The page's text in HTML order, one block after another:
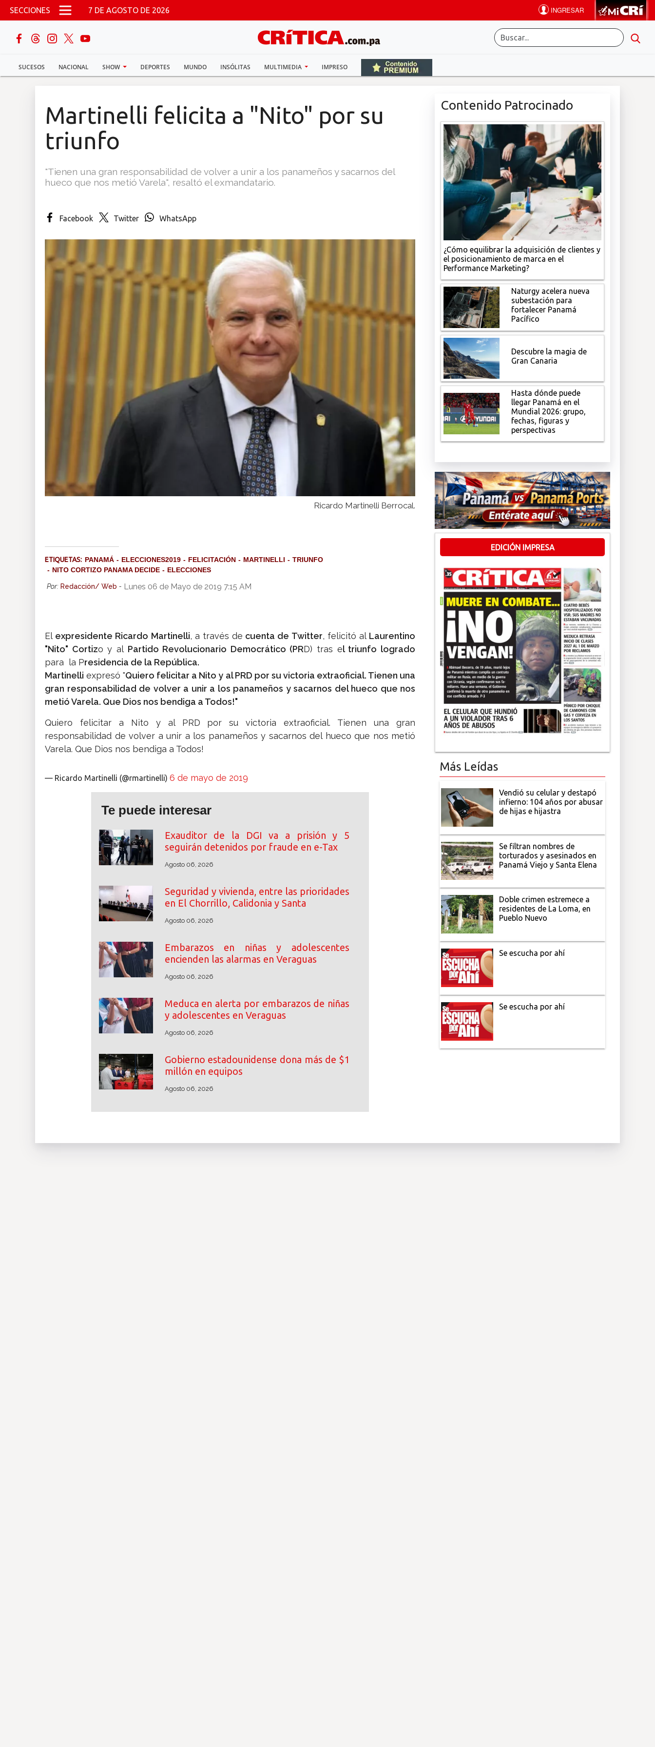
Pasar al contenido principal
SECCIONES 7 DE AGOSTO DE 2026
SUCESOS NACIONAL SHOW DEPORTES MUNDO INSÓLITAS MULTIMEDIA IMPRESO
buscar
Sucesos
Multimedia
Martinelli felicita a "Nito" por su
triunfo
"Tienen una gran responsabilidad de volver a unir a los panameños y sacarnos del
hueco que nos metió Varela", resaltó el exmandatario.
Facebook Twitter WhatsApp
Ricardo Martinelli Berrocal.
ETIQUETAS: PANAMÁ ELECCIONES2019 FELICITACIÓN MARTINELLI
TRIUNFO
NITO CORTIZO PANAMA DECIDE
ELECCIONES
Por: Redacción/ Web - Lunes 06 de Mayo de 2019 7:15 AM
El expresidente Ricardo Martinelli, a través de cuenta de Twitter, felicitó al Laurentino
"Nito" Cortizo y al Partido Revolucionario Democrático (PRD) tras el triunfo logrado
para la Presidencia de la República.
Martinelli expresó "Quiero felicitar a Nito y al PRD por su victoria extraoficial. Tienen una
gran responsabilidad de volver a unir a los panameños y sacarnos del hueco que nos
metió Varela. Que Dios nos bendiga a Todos!"
Quiero felicitar a Nito y al PRD por su victoria extraoficial. Tienen una gran
responsabilidad de volver a unir a los panameños y sacarnos del hueco que nos metió
Varela. Que Dios nos bendiga a Todos!
— Ricardo Martinelli (@rmartinelli) 6 de mayo de 2019
Te puede interesar
Exauditor de la DGI va a prisión y 5
seguirán detenidos por fraude en e-Tax
Agosto 06, 2026
Seguridad y vivienda, entre las prioridades
en El Chorrillo, Calidonia y Santa
Agosto 06, 2026
Embarazos en niñas y adolescentes
encienden las alarmas en Veraguas
Agosto 06, 2026
Meduca en alerta por embarazos de niñas
y adolescentes en Veraguas
Agosto 06, 2026
Gobierno estadounidense dona más de $1
millón en equipos
Agosto 06, 2026
Contenido Patrocinado
¿Cómo equilibrar la adquisición de clientes y
el posicionamiento de marca en el
Performance Marketing?
Naturgy acelera nueva
subestación para
fortalecer Panamá
Pacífico
Descubre la magia de
Gran Canaria
Hasta dónde puede
llegar Panamá en el
Mundial 2026: grupo,
fechas, figuras y
perspectivas
EDICIÓN IMPRESA
Más Leídas
Vendió su celular y destapó
infierno: 104 años por abusar
de hijas e hijastra
Se filtran nombres de
torturados y asesinados en
Panamá Viejo y Santa Elena
Doble crimen estremece a
residentes de La Loma, en
Pueblo Nuevo
Se escucha por ahí
Se escucha por ahí